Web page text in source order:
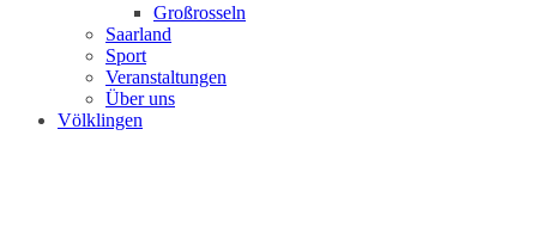
Großrosseln
Saarland
Sport
Veranstaltungen
Über uns
Völklingen